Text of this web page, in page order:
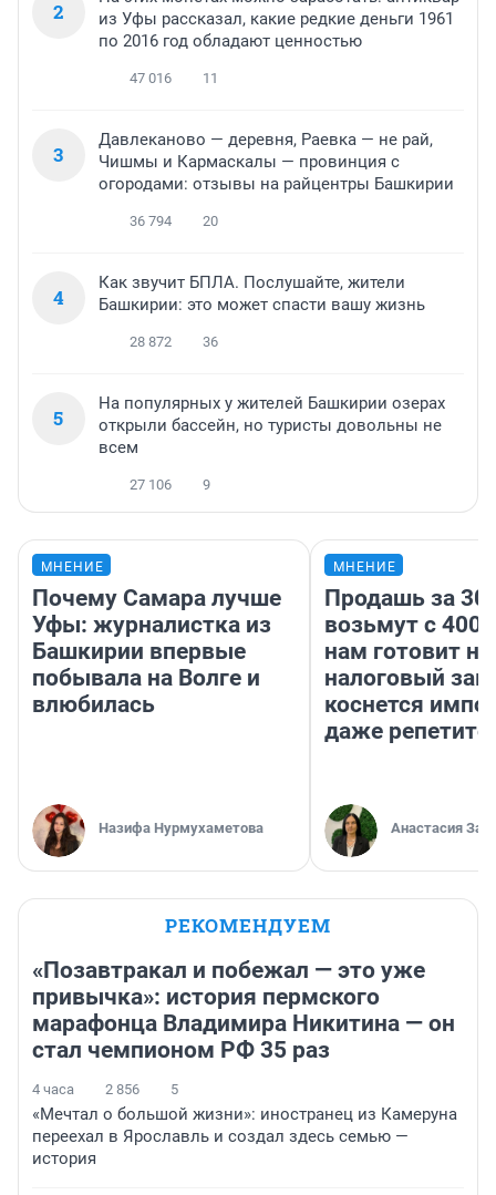
2
из Уфы рассказал, какие редкие деньги 1961
по 2016 год обладают ценностью
47 016 11
3
Давлеканово — деревня, Раевка — не рай,
Чишмы и Кармаскалы — провинция с
огородами: отзывы на райцентры Башкирии
36 794 20
4
Как звучит БПЛА. Послушайте, жители
Башкирии: это может спасти вашу жизнь
28 872 36
5
На популярных у жителей Башкирии озерах
открыли бассейн, но туристы довольны не
всем
27 106 9
МНЕНИЕ
Почему Самара лучше
Уфы: журналистка из
Башкирии впервые
побывала на Волге и
влюбилась
Назифа Нурмухаметова
МНЕНИЕ
Продашь за
возьмут с
нам готовит
налоговый
коснется
даже
Анастасия
РЕКОМЕНДУЕМ
«Позавтракал и побежал — это уже
привычка»: история пермского
марафонца Владимира Никитина — он
стал чемпионом РФ 35 раз
4 часа 2 856 5
«Мечтал о большой жизни»: иностранец из Камеруна
переехал в Ярославль и создал здесь семью —
история